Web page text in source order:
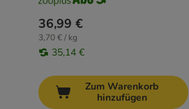
36,99 €
3,70 € / kg
35,14 €
Zum Warenkorb
hinzufügen